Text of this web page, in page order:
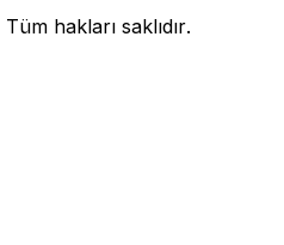
Tüm hakları saklıdır.